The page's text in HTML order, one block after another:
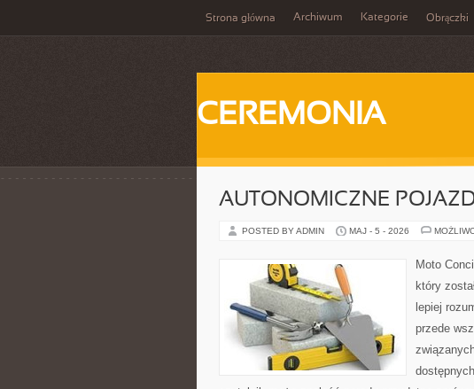
Strona główna Archiwum Kategorie Obrączki
CEREMONIA
AUTONOMICZNE
POSTED BY ADMIN MAJ - 5 - 2026
Moto
który
lepiej
przede